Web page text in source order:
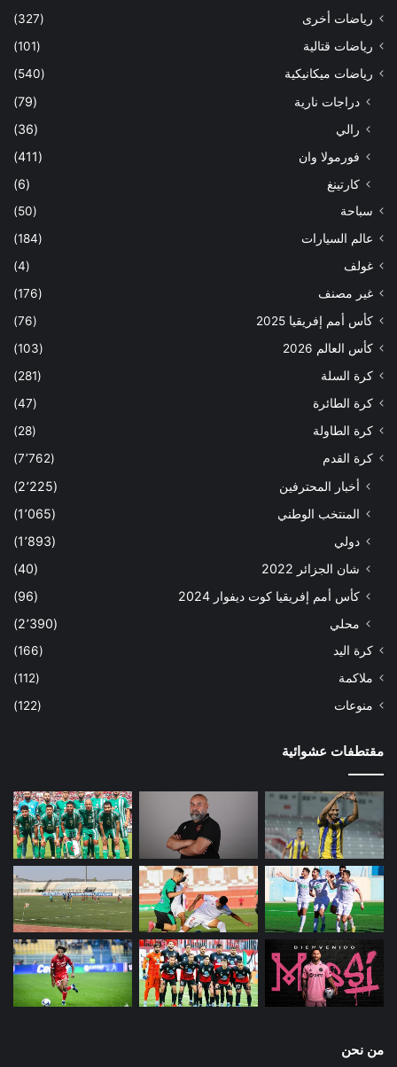
رياضات أخرى
(327)
رياضات قتالية
(101)
رياضات ميكانيكية
(540)
دراجات نارية
(79)
رالي
(36)
فورمولا وان
(411)
كارتينغ
(6)
سباحة
(50)
عالم السيارات
(184)
غولف
(4)
غير مصنف
(176)
كأس أمم إفريقيا 2025
(76)
كأس العالم 2026
(103)
كرة السلة
(281)
كرة الطائرة
(47)
كرة الطاولة
(28)
كرة القدم
(7٬762)
أخبار المحترفين
(2٬225)
المنتخب الوطني
(1٬065)
دولي
(1٬893)
شان الجزائر 2022
(40)
كأس أمم إفريقيا كوت ديفوار 2024
(96)
محلي
(2٬390)
كرة اليد
(166)
ملاكمة
(112)
منوعات
(122)
مقتطفات عشوائية
من نحن